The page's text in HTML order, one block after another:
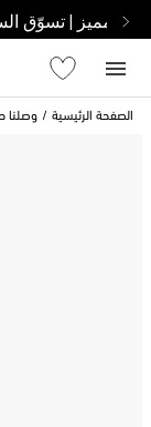
مميز | تسوّق
الصفحة الرئيسية وصلنا